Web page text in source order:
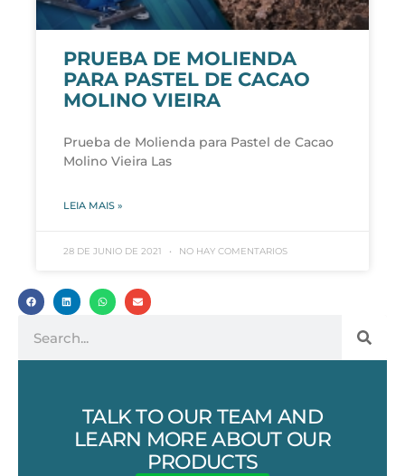
PRUEBA DE MOLIENDA
PARA PASTEL DE CACAO
MOLINO VIEIRA
Prueba de Molienda para Pastel de Cacao
Molino Vieira Las
LEIA MAIS »
28 DE JUNIO DE 2021 NO HAY COMENTARIOS
TALK TO OUR TEAM AND
LEARN MORE ABOUT OUR
PRODUCTS